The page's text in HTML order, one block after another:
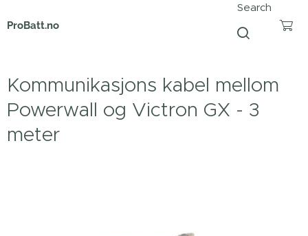
ProBatt.no
Search
Kommunikasjons kabel mellom
Powerwall og Victron GX - 3
meter